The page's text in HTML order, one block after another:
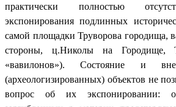
практически полностью
экспонирования подлинных
самой площадки Труворова городища,
стороны, ц.Николы на Городище,
«вавилонов»). Состояние и
(археологизированных) объектов не
вопрос об их экспонировании: